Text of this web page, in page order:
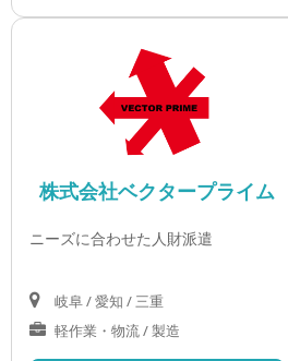
株式会社ベクタープライム
ニーズに合わせた人財派遣
岐阜 / 愛知 / 三重
軽作業・物流 / 製造